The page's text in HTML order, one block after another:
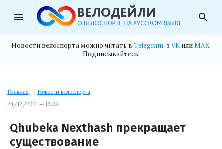
menu search
Новости велоспорта можно читать в Telegram, в VK илиMAX.
Подписывайтесь!
Главная → Новости велоспорта
24/12/2021 — 16:39
Qhubeka Nexthash прекращает
существование